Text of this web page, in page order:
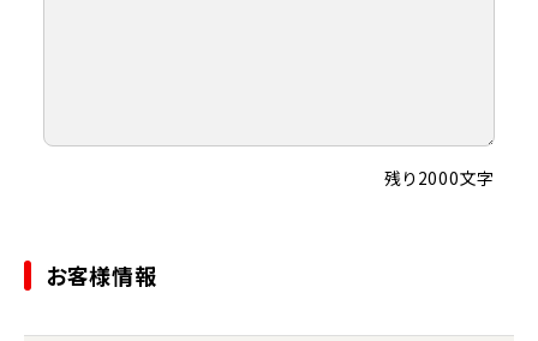
残り2000文字
お客様情報